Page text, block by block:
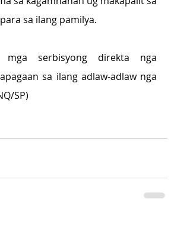
sa ilang pamilya.
serbisyong direkta nga
sa ilang adlaw-adlaw nga
SP)